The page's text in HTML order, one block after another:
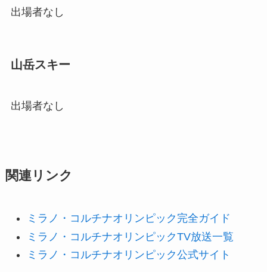
出場者なし
山岳スキー
出場者なし
関連リンク
ミラノ・コルチナオリンピック完全ガイド
ミラノ・コルチナオリンピックTV放送一覧
ミラノ・コルチナオリンピック公式サイト